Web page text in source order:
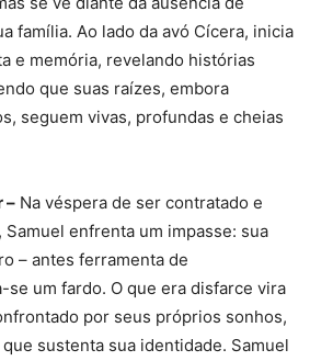
família. Ao lado da avó Cícera, inicia
e memória, revelando histórias
que suas raízes, embora
seguem vivas, profundas e cheias
– Na véspera de ser contratado e
enfrenta um impasse: sua
– antes ferramenta de
se um fardo. O que era disfarce vira
por seus próprios sonhos,
sustenta sua identidade. Samuel